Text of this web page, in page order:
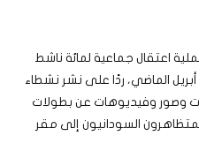
اعتقال جماعية لمائة ناشط
الماضي، ردًا على نشر نشطاء
وصور وفيديوهات عن بطولات
عندما وصل المتظاهرون السودانيون إلى مقر